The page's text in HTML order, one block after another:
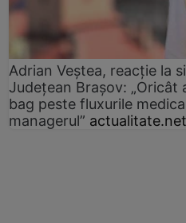
Adrian Veștea, reacție la
Județean Brașov: „Oricât
bag peste fluxurile
managerul” actualitate.net